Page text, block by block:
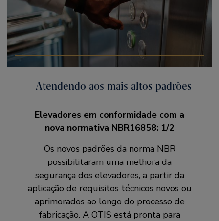
Atendendo aos mais altos padrões
Elevadores em conformidade com a
nova normativa NBR16858: 1/2
Os novos padrões da norma NBR
possibilitaram uma melhora da
segurança dos elevadores, a partir da
aplicação de requisitos técnicos novos ou
aprimorados ao longo do processo de
fabricação. A OTIS está pronta para